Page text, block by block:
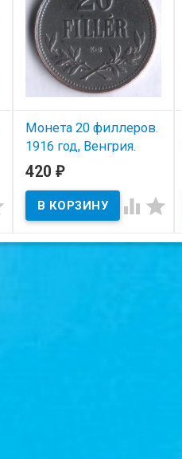
Монета 20 филлеров.
1916 год, Венгрия.
В наличии
Состояние на скане.
420 ₽
 